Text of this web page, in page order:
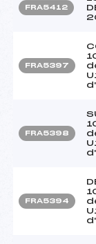
FRA5412
FRA5397
FRA5398
FRA5394